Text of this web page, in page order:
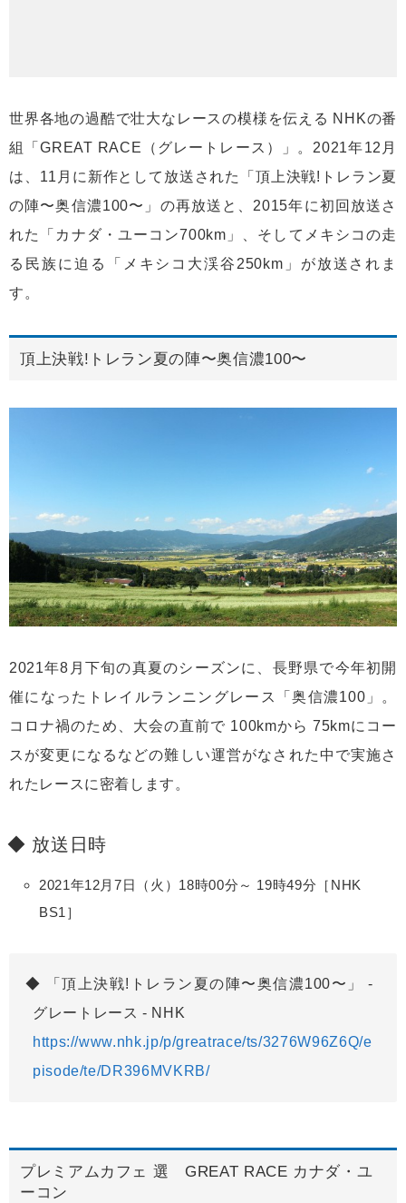
世界各地の過酷で壮大なレースの模様を伝える NHKの番
組「GREAT RACE（グレートレース）」。2021年12月
は、11月に新作として放送された「頂上決戦!トレラン夏
の陣〜奥信濃100〜」の再放送と、2015年に初回放送さ
れた「カナダ・ユーコン700km」、そしてメキシコの走
る民族に迫る「メキシコ大渓谷250km」が放送されま
す。
頂上決戦!トレラン夏の陣〜奥信濃100〜
2021年8月下旬の真夏のシーズンに、長野県で今年初開
催になったトレイルランニングレース「奥信濃100」。
コロナ禍のため、大会の直前で 100kmから 75kmにコー
スが変更になるなどの難しい運営がなされた中で実施さ
れたレースに密着します。
放送日時
2021年12月7日（火）18時00分～ 19時49分［NHK
BS1］
「頂上決戦!トレラン夏の陣〜奥信濃100〜」 -
グレートレース - NHK
https://www.nhk.jp/p/greatrace/ts/3276W96Z6Q/e
pisode/te/DR396MVKRB/
プレミアムカフェ 選 GREAT RACE カナダ・ユ
ーコン